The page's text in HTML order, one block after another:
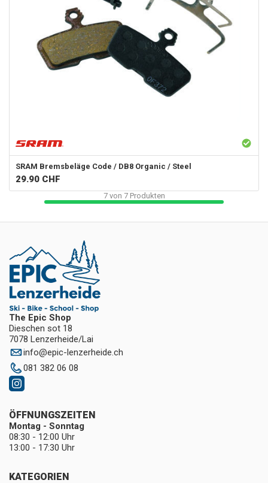
SRAM Bremsbeläge Code / DB8 Organic / Steel
29.90 CHF
7von 7Produkten
The Epic Shop
Dieschen sot 18
7078 Lenzerheide/Lai
info@epic-lenzerheide.ch
081 382 06 08
KATEGORIEN
ÖFFNUNGSZEITEN
Montag - Sonntag
08:30 - 12:00 Uhr
13:00 - 17:30 Uhr